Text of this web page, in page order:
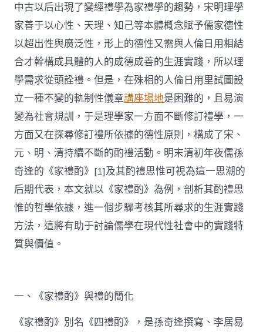
中古以后出現了變經禮學為家禮學的趨勢，宋明理學
家善于以心性、天理、知己等本體概念賦予儒家德性
以超出性與廣泛性，形上的德性又需與人倫日用相結
合才幹構成具體的人的成德成善的生涯實踐，所以理
學需求從頭詮禮。但是，在殊相的人倫日用里試圖設
立一種不變的軌制性儀章講座場地是困難的，且易演
變為社會規訓，于是理學家一方面不斷修訂禮學，一
方面又在探尋修訂禮所依據的德性原則，構成了宋、
元、明、清持續不斷的酌禮活動。明末清初年夜儒孫
奇逢的《家禮酌》[1]及其酌禮思惟可視為這一思潮的
后期代表，本文就以《家禮酌》為例，剖析其酌禮思
惟的哲學依據，進一個步驟考核其所尋求的生涯實踐
方法，這將有助于討論儒學在現代性社會中的實踐特
質與價值。
一、《家禮酌》與禮的簡化
《家禮酌》別名《四禮酌》，是孫奇逢撰寫、李居易